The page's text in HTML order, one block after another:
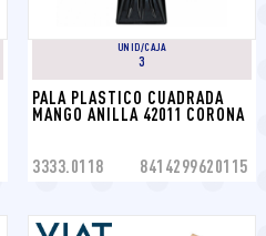
UNID/CAJA
3
PALA PLASTICO CUADRADA
MANGO ANILLA 42011 CORONA
3333.0118 8414299620115